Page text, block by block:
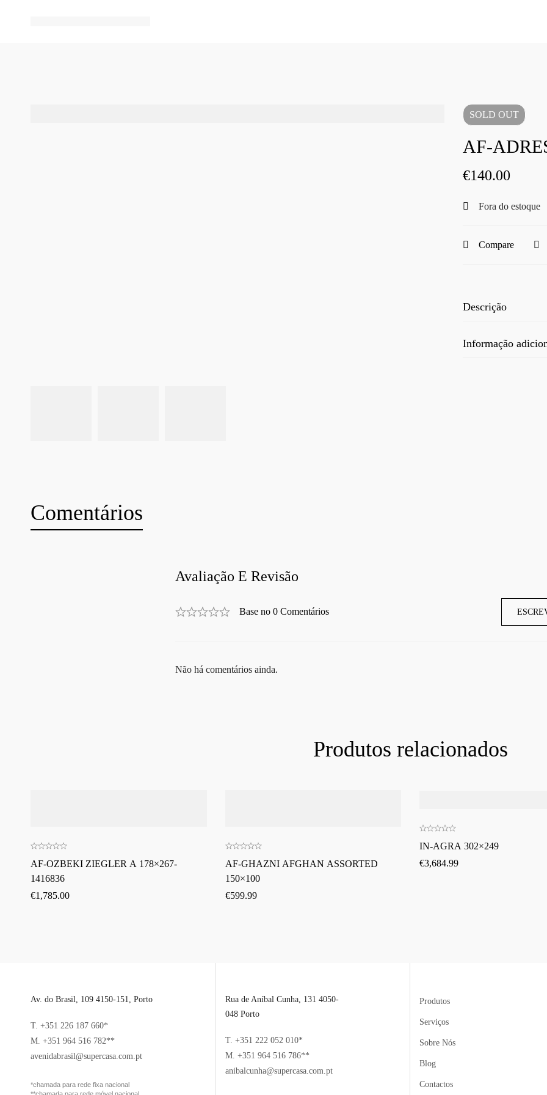
SOLD OUT
AF-
€140.00
Fora do estoque
Compare
Descrição
Informação
Comentários
Avaliação E Revisão
Base no 0 Comentários
Não há comentários ainda.
Produtos relacionados
AF-OZBEKI ZIEGLER A 178×267-
1416836
€1,785.00
AF-GHAZNI AFGHAN ASSORTED
150×100
€599.99
IN-AGRA 302×249
€3,684.99
Av. do Brasil, 109 4150-151, Porto
T. +351 226 187 660*
M. +351 964 516 782**
avenidabrasil@supercasa.com.pt
*chamada para rede fixa nacional
Rua de Aníbal Cunha, 131 4050-
048 Porto
T. +351 222 052 010*
M. +351 964 516 786**
anibalcunha@supercasa.com.pt
Produtos
Serviços
Sobre Nós
Blog
Contactos